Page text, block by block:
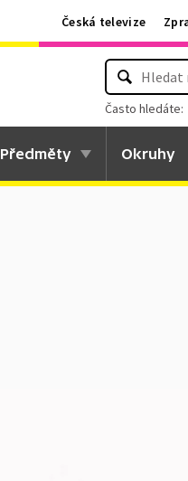
Česká televize
Často hledáte:
Předměty Okruhy